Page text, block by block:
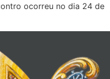
ocorreu no dia 24 de